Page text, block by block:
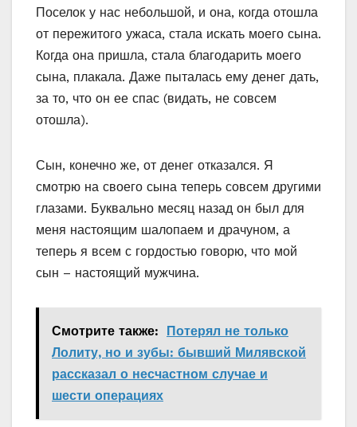
Поселок у нас небольшой, и она, когда отошла
от пережитого ужаса, стала искать моего сына.
Когда она пришла, стала благодарить моего
сына, плакала. Даже пыталась ему денег дать,
за то, что он ее спас (видать, не совсем
отошла).
Сын, конечно же, от денег отказался. Я
смотрю на своего сына теперь совсем другими
глазами. Буквально месяц назад он был для
меня настоящим шалопаем и драчуном, а
теперь я всем с гордостью говорю, что мой
сын – настоящий мужчина.
Смотрите также:
Потерял не только
Лолиту, но и зубы: бывший Милявской
рассказал о несчастном случае и
шести операциях